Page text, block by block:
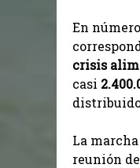
En
crisis
casi
La
reunión